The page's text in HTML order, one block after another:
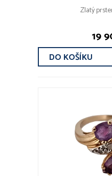
Zlatý
19
DO KOŠÍKU